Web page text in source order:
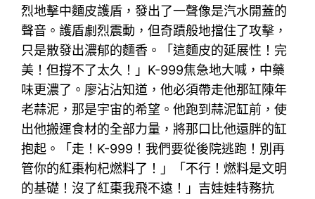
烈地擊中麵皮護盾，發出了一聲像是汽水開蓋的
聲音。護盾劇烈震動，但奇蹟般地擋住了攻擊，
只是散發出濃郁的麵香。「這麵皮的延展性！完
美！但撐不了太久！」K-999焦急地大喊，中藥
味更濃了。廖沾沾知道，他必須帶走他那缸陳年
老蒜泥，那是宇宙的希望。他跑到蒜泥缸前，使
出他搬運食材的全部力量，將那口比他還胖的缸
抱起。「走！K-999！我們要從後院逃跑！別再
管你的紅棗枸杞燃料了！」「不行！燃料是文明
的基礎！沒了紅棗我飛不遠！」吉娃娃特務抗